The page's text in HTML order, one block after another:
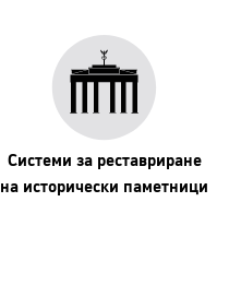
Системи за реставриране
на исторически паметници